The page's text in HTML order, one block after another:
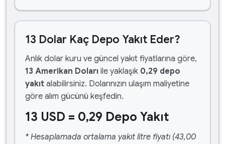
13 Dolar Kaç Depo Yakıt Eder?
Anlık dolar kuru ve güncel yakıt fiyatlarına göre,
13 Amerikan Doları ile yaklaşık 0,29 depo
yakıt alabilirsiniz. Dolarınızın ulaşım maliyetine
göre alım gücünü keşfedin.
13 USD = 0,29 Depo Yakıt
* Hesaplamada ortalama yakıt litre fiyatı (43,00